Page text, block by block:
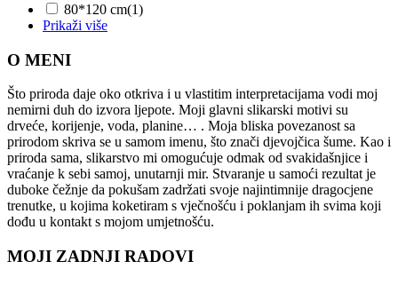
80*120 cm(1)
Prikaži više
O MENI
Što priroda daje oko otkriva i u vlastitim interpretacijama vodi moj
nemirni duh do izvora ljepote. Moji glavni slikarski motivi su
drveće, korijenje, voda, planine… . Moja bliska povezanost sa
prirodom skriva se u samom imenu, što znači djevojčica šume. Kao i
priroda sama, slikarstvo mi omogućuje odmak od svakidašnjice i
vraćanje k sebi samoj, unutarnji mir. Stvaranje u samoći rezultat je
duboke čežnje da pokušam zadržati svoje najintimnije dragocjene
trenutke, u kojima koketiram s vječnošću i poklanjam ih svima koji
dođu u kontakt s mojom umjetnošću.
MOJI ZADNJI RADOVI